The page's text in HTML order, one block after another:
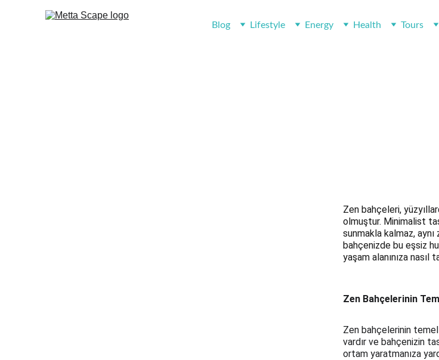
Blog Lifestyle Energy Health Tours
Zen bahçeleri,
olmuştur. Minimalist
sunmakla kalmaz,
bahçenizde bu eşsiz
yaşam alanınıza nasıl
Zen Bahçelerinin
Zen bahçelerinin
vardır ve bahçenizin
ortam yaratmanıza